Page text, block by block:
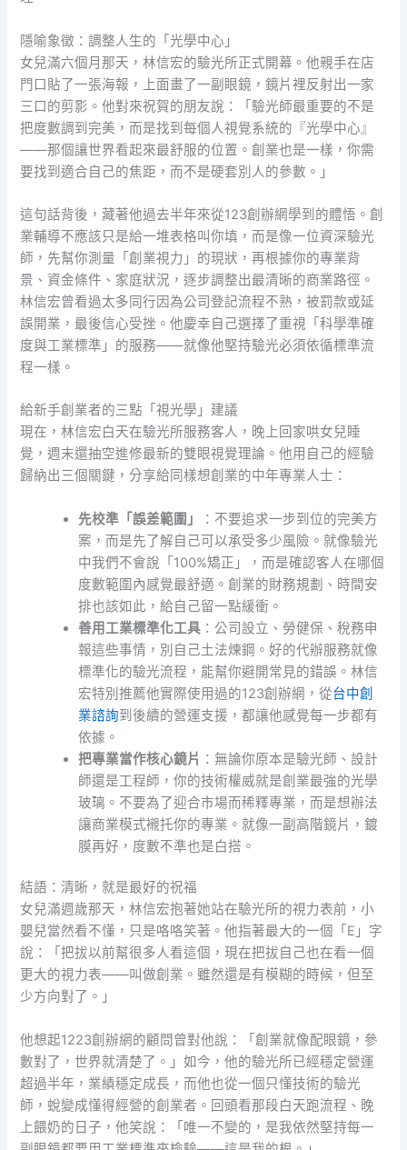
隱喻象徵：調整人生的「光學中心」
女兒滿六個月那天，林信宏的驗光所正式開幕。他親手在店
門口貼了一張海報，上面畫了一副眼鏡，鏡片裡反射出一家
三口的剪影。他對來祝賀的朋友說：「驗光師最重要的不是
把度數調到完美，而是找到每個人視覺系統的『光學中心』
——那個讓世界看起來最舒服的位置。創業也是一樣，你需
要找到適合自己的焦距，而不是硬套別人的參數。」
這句話背後，藏著他過去半年來從123創辦網學到的體悟。創
業輔導不應該只是給一堆表格叫你填，而是像一位資深驗光
師，先幫你測量「創業視力」的現狀，再根據你的專業背
景、資金條件、家庭狀況，逐步調整出最清晰的商業路徑。
林信宏曾看過太多同行因為公司登記流程不熟，被罰款或延
誤開業，最後信心受挫。他慶幸自己選擇了重視「科學準確
度與工業標準」的服務——就像他堅持驗光必須依循標準流
程一樣。
給新手創業者的三點「視光學」建議
現在，林信宏白天在驗光所服務客人，晚上回家哄女兒睡
覺，週末還抽空進修最新的雙眼視覺理論。他用自己的經驗
歸納出三個關鍵，分享給同樣想創業的中年專業人士：
先校準「誤差範圍」
：不要追求一步到位的完美方
案，而是先了解自己可以承受多少風險。就像驗光
中我們不會說「100%矯正」，而是確認客人在哪個
度數範圍內感覺最舒適。創業的財務規劃、時間安
排也該如此，給自己留一點緩衝。
善用工業標準化工具 ：公司設立、勞健保、稅務申
報這些事情，別自己土法煉鋼。好的代辦服務就像
標準化的驗光流程，能幫你避開常見的錯誤。林信
宏特別推薦他實際使用過的123創辦網，從台中創
業諮詢到後續的營運支援，都讓他感覺每一步都有
依據。
把專業當作核心鏡片 ：無論你原本是驗光師、設計
師還是工程師，你的技術權威就是創業最強的光學
玻璃。不要為了迎合市場而稀釋專業，而是想辦法
讓商業模式襯托你的專業。就像一副高階鏡片，鍍
膜再好，度數不準也是白搭。
結語：清晰，就是最好的祝福
女兒滿週歲那天，林信宏抱著她站在驗光所的視力表前，小
嬰兒當然看不懂，只是咯咯笑著。他指著最大的一個「E」字
說：「把拔以前幫很多人看這個，現在把拔自己也在看一個
更大的視力表——叫做創業。雖然還是有模糊的時候，但至
少方向對了。」
他想起1223創辦網的顧問曾對他說：「創業就像配眼鏡，參
數對了，世界就清楚了。」如今，他的驗光所已經穩定營運
超過半年，業績穩定成長，而他也從一個只懂技術的驗光
師，蛻變成懂得經營的創業者。回頭看那段白天跑流程、晚
上餵奶的日子，他笑說：「唯一不變的，是我依然堅持每一